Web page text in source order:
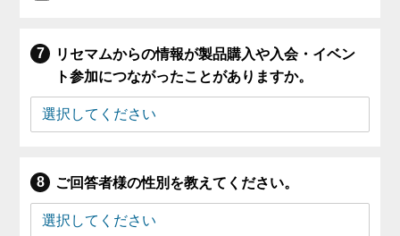
リセマムからの情報が製品購入や入会・イベン
ト参加につながったことがありますか。
ご回答者様の性別を教えてください。